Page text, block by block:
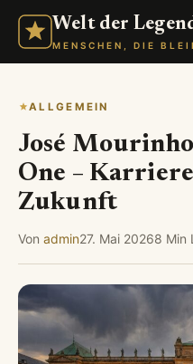
Welt der
MENSCHEN, DIE
ALLGEMEIN
José
One –
Zukunft
Von admin27. Mai 20268 Min